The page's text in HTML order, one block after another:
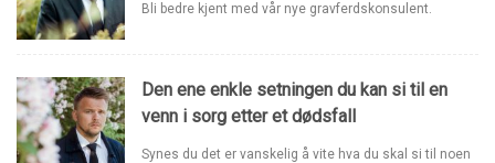
Bli bedre kjent med vår nye gravferdskonsulent.
Den ene enkle setningen du kan si til en
venn i sorg etter et dødsfall
Synes du det er vanskelig å vite hva du skal si til noen